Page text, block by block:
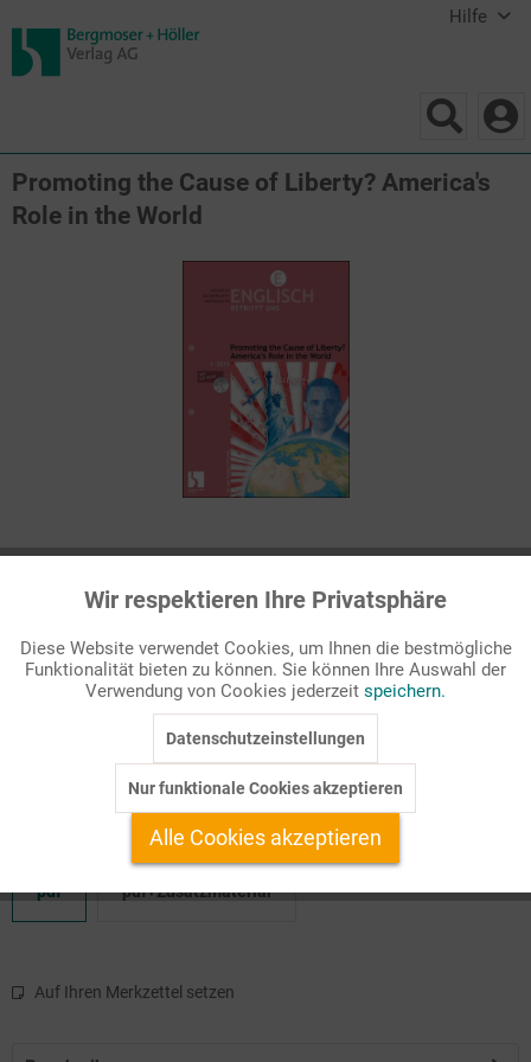
Hilfe
Promoting the Cause of Liberty? America's
Role in the World
Landeskunde, Sachthemen
Haben die USA immer noch eineStellung als Weltmachtinne?
Diese Frage nimmt die Ausgabe von "Englisch betrifft uns" in
In fünf Kapiteln werden verschiedene Zugänge zum ...
Verfügbare Produktformate:
pdf pdf+Zusatzmaterial
Auf Ihren Merkzettel setzen
Funktionale Aktiv
Marketing Inaktiv
Inaktiv
Wir respektieren Ihre Privatsphäre
Diese Website verwendet Cookies, um Ihnen die bestmögliche
Funktionalität bieten zu können. Sie können Ihre Auswahl der
Verwendung von Cookies jederzeit speichern.
Datenschutzeinstellungen
Nur funktionale Cookies akzeptieren
Alle Cookies akzeptieren